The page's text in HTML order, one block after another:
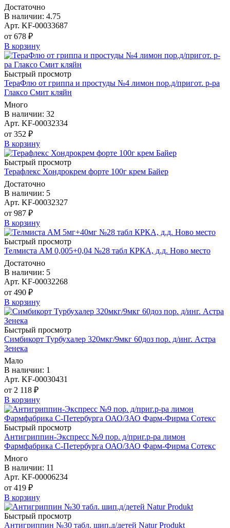
Достаточно
В наличии: 4.75
Арт. KF-00033687
от 678 ₽
В корзину
Быстрый просмотр
ТераФлю от гриппа и простуды №4 лимон пор.д/пригот. р-ра
Глаксо Смит кляйн
Много
В наличии: 32
Арт. KF-00032334
от 352 ₽
В корзину
Быстрый просмотр
Терафлекс Хондрокрем форте 100г крем Байер
Достаточно
В наличии: 5
Арт. KF-00032327
от 987 ₽
В корзину
Быстрый просмотр
Телмиста АМ 0,005+0,04 №28 табл КРКА, д.д. Ново место
Достаточно
В наличии: 5
Арт. KF-00032268
от 490 ₽
В корзину
Быстрый просмотр
Симбикорт Турбухалер 320мкг/9мкг 60доз пор. д/инг. Астра
Зенека
Мало
В наличии: 1
Арт. KF-00030431
от 2 118 ₽
В корзину
Быстрый просмотр
Антигриппин-Экспресс №9 пор. д/приг.р-ра лимон
Фармфабрика С-Петербурга ОАО/ЗАО Фарм-Фирма Сотекс
Много
В наличии: 11
Арт. KF-00006234
от 419 ₽
В корзину
Быстрый просмотр
Антигриппин №30 табл. шип.д/детей Natur Produkt